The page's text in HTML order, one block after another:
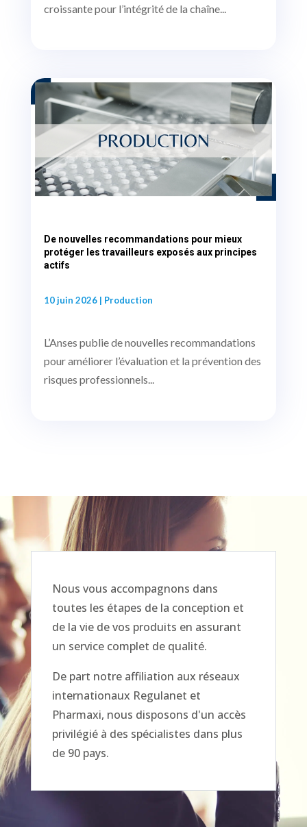
croissante pour l’intégrité de la chaîne...
De nouvelles recommandations pour mieux
protéger les travailleurs exposés aux principes
actifs
10 juin 2026| Production
L’Anses publie de nouvelles recommandations
pour améliorer l’évaluation et la prévention des
risques professionnels...
Nous vous accompagnons dans
toutes les étapes de la conception et
de la vie de vos produits en assurant
un service complet de qualité.
De part notre affiliation aux réseaux
internationaux Regulanet et
Pharmaxi, nous disposons d'un accès
privilégié à des spécialistes dans plus
de 90 pays.